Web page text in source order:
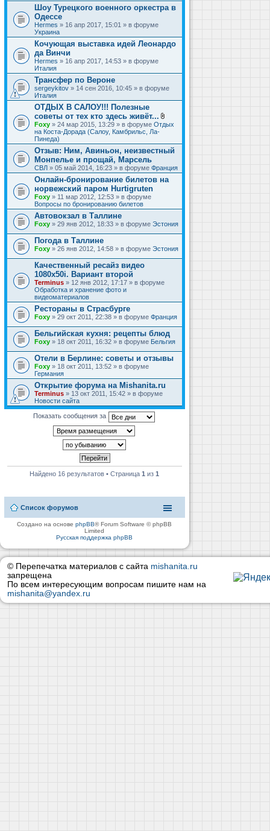
Шоу Турецкого военного оркестра в
Одессе
Hermes » 16 апр 2017, 15:01 » в форуме
Украина
Кочующая выставка идей Леонардо
да Винчи
Hermes » 16 апр 2017, 14:53 » в форуме
Италия
Трансфер по Вероне
sergeykitov » 14 сен 2016, 10:45 » в форуме
Италия
ОТДЫХ В САЛОУ!!! Полезные
советы от тех кто здесь живёт...
В
л
ж
е
и
я
Foxy » 24 мар 2015, 13:29 » в форуме Отдых
на Коста-Дорада (Салоу, Камбрильс, Ла-
Пинеда)
Отзыв: Ним, Авиньон, неизвестный
Монпелье и прощай, Марсель
СВЛ » 05 май 2014, 16:23 » в форуме Франция
Онлайн-бронирование билетов на
норвежский паром Hurtigruten
Foxy » 11 мар 2012, 12:53 » в форуме
Вопросы по бронированию билетов
Автовокзал в Таллине
Foxy » 29 янв 2012, 18:33 » в форуме Эстония
Погода в Таллине
Foxy » 26 янв 2012, 14:58 » в форуме Эстония
Качественный ресайз видео
1080x50i. Вариант второй
Terminus » 12 янв 2012, 17:17 » в форуме
Обработка и хранение фото и
видеоматериалов
Рестораны в Страсбурге
Foxy » 29 окт 2011, 22:38 » в форуме Франция
Бельгийская кухня: рецепты блюд
Foxy » 18 окт 2011, 16:32 » в форуме Бельгия
Отели в Берлине: советы и отзывы
Foxy » 18 окт 2011, 13:52 » в форуме
Германия
Открытие форума на Mishanita.ru
Terminus » 13 окт 2011, 15:42 » в форуме
Новости сайта
Показать сообщения за
Найдено 16 результатов • Страница1 из1
Список форумов
Создано на основеphpBB® Forum Software © phpBB
Limited
Русская поддержка phpBB
© Перепечатка материалов с сайта mishanita.ru
запрещена
По всем интересующим вопросам пишите нам на
mishanita@yandex.ru